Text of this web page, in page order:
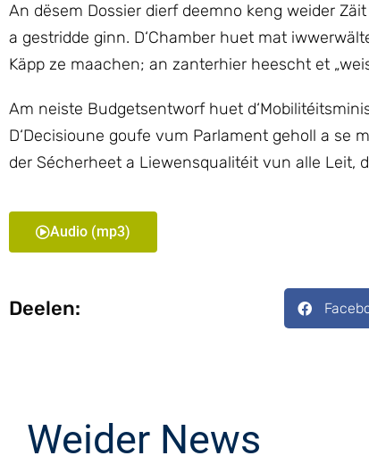
An dësem Dossier dierf deemno keng weider
a gestridde ginn. D‘Chamber huet mat
Käpp ze maachen; an zanterhier heescht et
Am neiste Budgetsentworf huet
D‘Decisioune goufe vum Parlament geholl a se
der Sécherheet a Liewensqualitéit vun alle Leit,
Audio (mp3)
Deelen:
Weider News